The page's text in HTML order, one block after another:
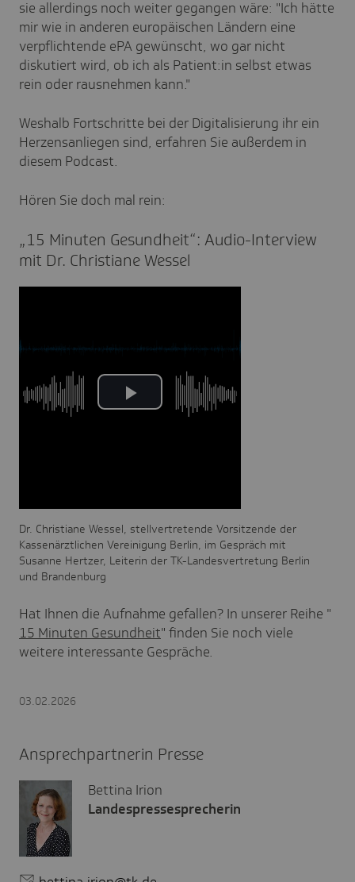
sie allerdings noch weiter gegangen wäre: "Ich hätte
mir wie in anderen europäischen Ländern eine
verpflichtende ePA gewünscht, wo gar nicht
diskutiert wird, ob ich als Patient:in selbst etwas
rein oder rausnehmen kann."
Weshalb Fortschritte bei der Digitalisierung ihr ein
Herzensanliegen sind, erfahren Sie außerdem in
diesem Podcast.
Hören Sie doch mal rein:
„15 Minuten Gesund­heit“: Audio-Inter­view
mit Dr. Chris­tiane Wessel
Dr. Christiane Wessel, stellvertretende Vorsitzende der
Kassenärztlichen Vereinigung Berlin, im Gespräch mit
Susanne Hertzer, Leiterin der TK-Landesvertretung Berlin
und Brandenburg
Hat Ihnen die Aufnahme gefallen? In unserer Reihe "
15 Minuten Gesundheit" finden Sie noch viele
weitere interessante Gespräche.
03.02.2026
Ansprechpartnerin Presse
Bettina Irion
Landespressesprecherin